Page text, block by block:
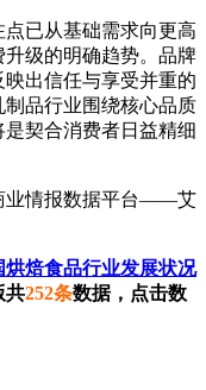
已从基础需求向更高
级的明确趋势。品牌
出信任与享受并重的
品行业围绕核心品质
契合消费者日益精细
情报数据平台——艾
烘焙食品行业发展状况
共252条数据，点击数